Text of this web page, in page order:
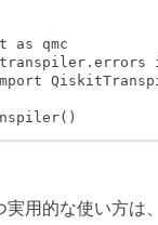
as qmc
実用的な使い方